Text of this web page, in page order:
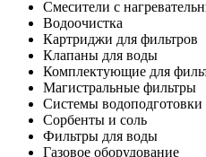
Смесители с
Водоочистка
Картриджи для фильтров
Клапаны для воды
Комплектующие для
Магистральные фильтры
Системы водоподготовки
Сорбенты и соль
Фильтры для воды
Газовое оборудование